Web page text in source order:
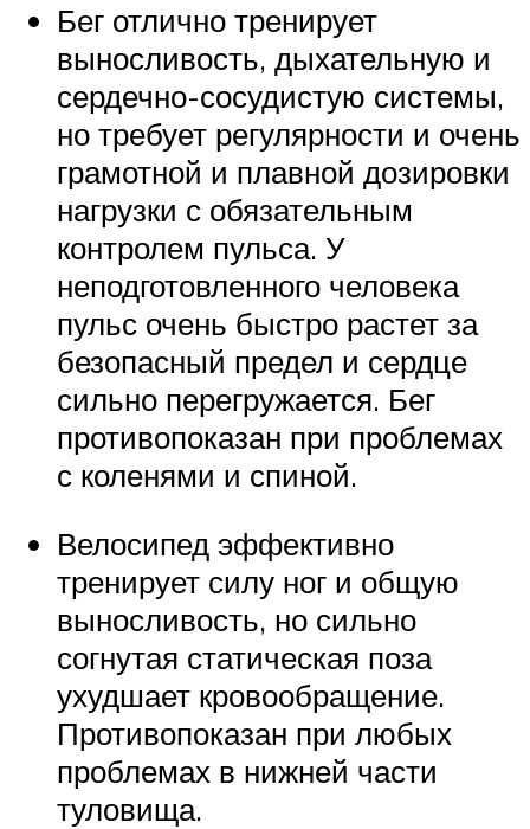
Бег отлично тренирует
выносливость, дыхательную и
сердечно-сосудистую системы,
но требует регулярности и очень
грамотной и плавной дозировки
нагрузки с обязательным
контролем пульса. У
неподготовленного человека
пульс очень быстро растет за
безопасный предел и сердце
сильно перегружается. Бег
противопоказан при проблемах
с коленями и спиной.
Велосипед эффективно
тренирует силу ног и общую
выносливость, но сильно
согнутая статическая поза
ухудшает кровообращение.
Противопоказан при любых
проблемах в нижней части
туловища.